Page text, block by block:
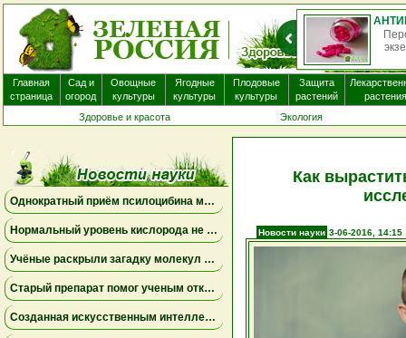
Главная
страница
Сад и
огород
Овощные
культуры
Ягодные
культуры
Плодовые
культуры
Защита
растений
растения
Здоровье и красота
Экология
Однократный приём псилоцибина может менять работу мозга на несколько недель
Нормальный уровень кислорода не исключает опасную одышку
Учёные раскрыли загадку молекул пыльцы ржи, связанных с борьбой против опухолей
Старый препарат помог ученым открыть новый механизм работы почек
Созданная искусственным интеллектом универсальная вакцина против коронавирусов успешно прошла первое испытание на людях
Как
Новости науки 3-06-2016, 14:15